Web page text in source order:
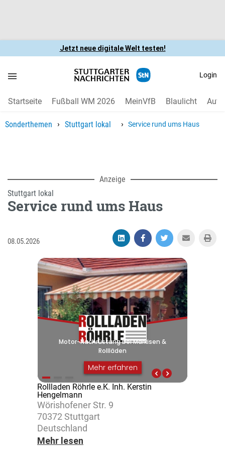
Jetzt neue digitale Welt testen!
Login
Startseite Fußball WM 2026 MeinVfB Blaulicht Auto
Sonderthemen › Stuttgart lokal › Service rund ums Haus
Anzeige
Stuttgart lokal
Service rund ums Haus
08.05.2026
Rollladen Röhrle e.K. Inh. Kerstin
Hengelmann
Wöris­ho­fener Str. 9
70372 Stutt­gart
Deutsch­land
Mehr lesen